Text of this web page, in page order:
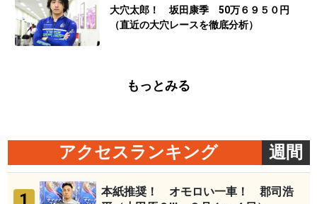
大穴太郎！ 坂田康季 50万６９５０円
（直近の大穴レースを徹底分析）
もっとみる
アクセスランキング 週間
1
本紙推奨！ オモロい一車！ 郡司浩